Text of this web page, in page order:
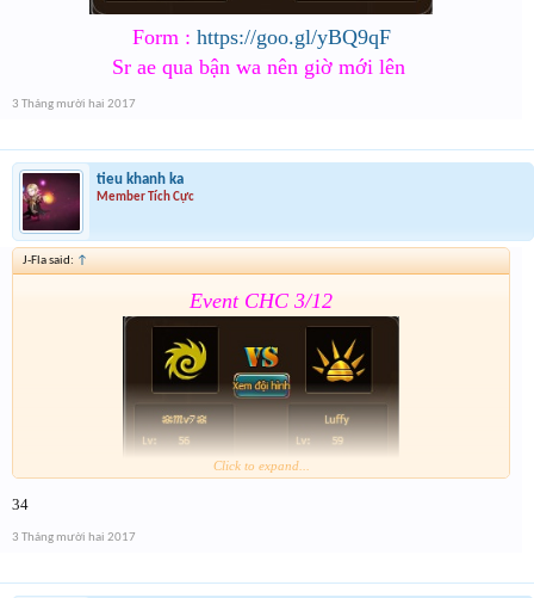
Form : https://goo.gl/yBQ9qF
Sr ae qua bận wa nên giờ mới lên
3 Tháng mười hai 2017
tieu khanh ka
Member Tích Cực
J-Fla said: ↑
Event CHC 3/12
Sr ae qua bận wa nên giờ mới lên
Click to expand...
34
3 Tháng mười hai 2017